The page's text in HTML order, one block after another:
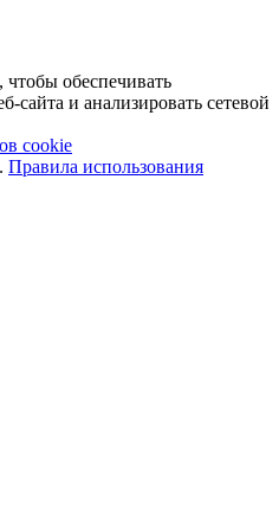
обеспечивать
сайта и анализировать сетевой
cookie
Правила использования